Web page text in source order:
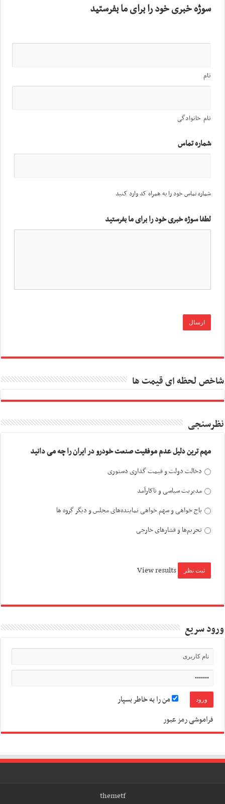
سوژه خبری خود را برای ما بفرستید
نام
نام خانوادگی
شماره تماس
شماره تماس خود را به همراه کد وارد کنید
لطفا سوژه خبری خود را برای ما بفرستید
شاخص لحظه ای قیمت ها
نظرسنجی
مهم ترین دلیل عدم موفقیت صنعت خودرو در ایران را چه می دانید
دخالت دولت و قیمت گذاری دستوری
مدیریت سیاسی و ناکارآمد
باج خواهی و سهم خواهی نماینده‌های مجلس و دیگر گروه ها
تحریم‌ها و فشارهای خارجی
View results
ورود سریع
من را به خاطر بسپار
فراموشی رمز عبور
themetf